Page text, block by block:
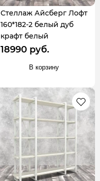
Стеллаж Айсберг Лофт
160*182-2 белый дуб
крафт белый
18990 руб.
В корзину